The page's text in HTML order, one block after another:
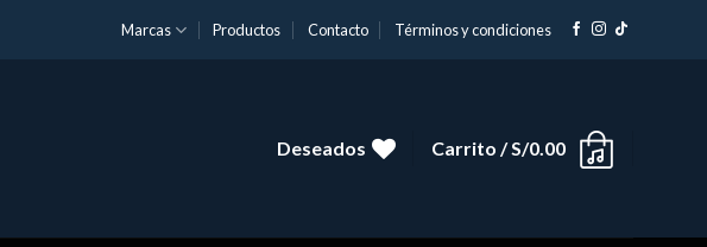
Marcas Productos Contacto Términos y condiciones
Deseados Carrito /S/0.00